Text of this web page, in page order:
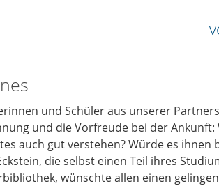
und Schüler aus unserer
und die Vorfreude bei der
auch gut verstehen? Würde es ihnen
die selbst einen Teil ihres
wünschte allen einen